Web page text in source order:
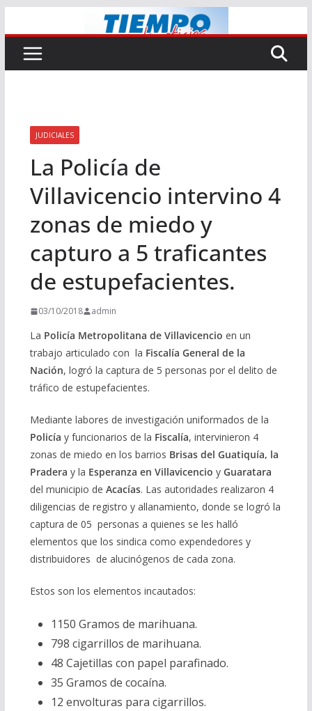
al
contenido
JUDICIALES
La Policía de
Villavicencio intervino 4
zonas de miedo y
capturo a 5 traficantes
de estupefacientes.
03/10/2018 admin
La Policía Metropolitana de Villavicencio en un
trabajo articulado con la Fiscalía General de la
Nación, logró la captura de 5 personas por el delito de
tráfico de estupefacientes.
Mediante labores de investigación uniformados de la
Policía y funcionarios de la Fiscalía, intervinieron 4
zonas de miedo en los barrios Brisas del Guatiquía, la
Pradera y la Esperanza en Villavicencio y Guaratara
del municipio de Acacías. Las autoridades realizaron 4
diligencias de registro y allanamiento, donde se logró la
captura de 05 personas a quienes se les halló
elementos que los sindica como expendedores y
distribuidores de alucinógenos de cada zona.
Estos son los elementos incautados:
1150 Gramos de marihuana.
798 cigarrillos de marihuana.
48 Cajetillas con papel parafinado.
35 Gramos de cocaína.
12 envolturas para cigarrillos.